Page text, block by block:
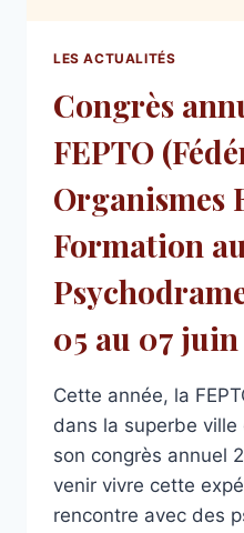
LES ACTUALITÉS
Congrès
FEPTO
Organismes
Formation au
05 au 07
Cette année, la
dans la superbe
son congrès annuel
venir vivre cette
rencontre avec des